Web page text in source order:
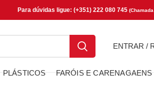
Para dúvidas ligue: (+351) 222 080 745
ENTRAR /
PLÁSTICOS FARÓIS E